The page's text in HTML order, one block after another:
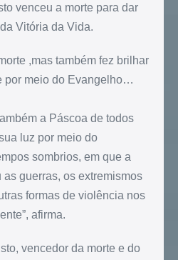
venceu a morte para dar
Vitória da Vida.
,mas também fez brilhar
por meio do Evangelho…
a Páscoa de todos
luz por meio do
sombrios, em que a
guerras, os extremismos
formas de violência nos
afirma.
vencedor da morte e do